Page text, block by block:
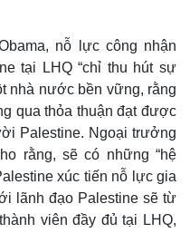
nỗ lực công nhận
tại LHQ “chỉ thu hút sự
nhà nước bền vững, rằng
qua thỏa thuận đạt được
Palestine. Ngoại trưởng
rằng, sẽ có những “hệ
xúc tiến nỗ lực gia
lãnh đạo Palestine sẽ từ
viên đầy đủ tại LHQ,